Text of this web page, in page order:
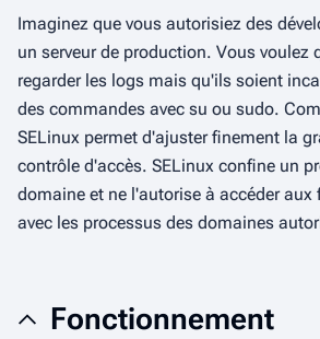
Imaginez que vous autorisiez des
un serveur de production. Vous voulez
regarder les logs mais qu'ils soient
des commandes avec su ou sudo.
SELinux permet d'ajuster finement la
contrôle d'accès. SELinux confine un
domaine et ne l'autorise à accéder
avec les processus des domaines
Fonctionnement